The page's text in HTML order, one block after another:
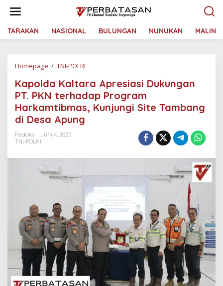
t
TARAKAN NASIONAL BULUNGAN NUNUKAN
Homepage / TNI-POLRI
p
o
l
d
r
A
r
e
s
i
a
s
D
u
Kapolda Kaltara Apresiasi Dukungan
PT. PKN terhadap Program
Harkamtibmas, Kunjungi Site Tambang
di Desa Apung
Redaksi
Juni 4, 2025
TNI-POLRI